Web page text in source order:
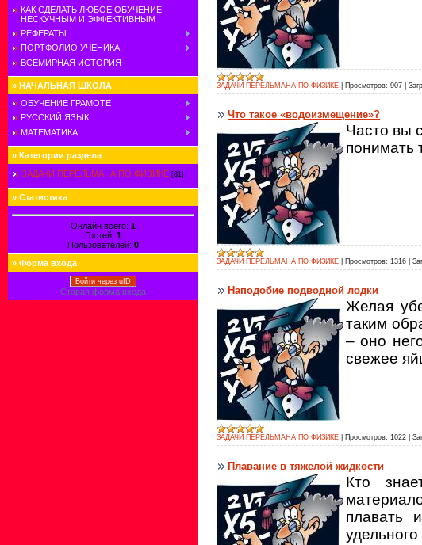
КАК СДЕЛАТЬ ЛЮБОЕ ОБУЧЕНИЕ
НЕСКУЧНЫМ И ЭФФЕКТИВНЫМ
РЕФЕРАТЫ
ПОРТФОЛИО УЧЕНИКА
ВСЕМИРНАЯ ИСТОРИЯ
» НАЧАЛЬНАЯ ШКОЛА
ОБУЧЕНИЕ ГРАМОТЕ
РУССКИЙ ЯЗЫК
МАТЕМАТИКА
» Категории раздела
ЗАДАЧИ ПЕРЕЛЬМАНА ПО ФИЗИКЕ [81]
» Статистика
Онлайн всего: 1
Гостей: 1
Пользователей: 0
» Форма входа
Войти через uID
Старая форма входа
ЗАДАЧИ ПЕРЕЛЬМАНА ПО ФИЗИКЕ Просмотров: 907
Что такое «водоизмещение»?
Часто вы
понимать
ЗАДАЧИ ПЕРЕЛЬМАНА ПО ФИЗИКЕ Просмотров: 1316
Наподобие подводной лодки
Желая
таким
– оно
свежее
ЗАДАЧИ ПЕРЕЛЬМАНА ПО ФИЗИКЕ Просмотров: 1022
Плавание в тяжелой жидкости
Кто
плавать